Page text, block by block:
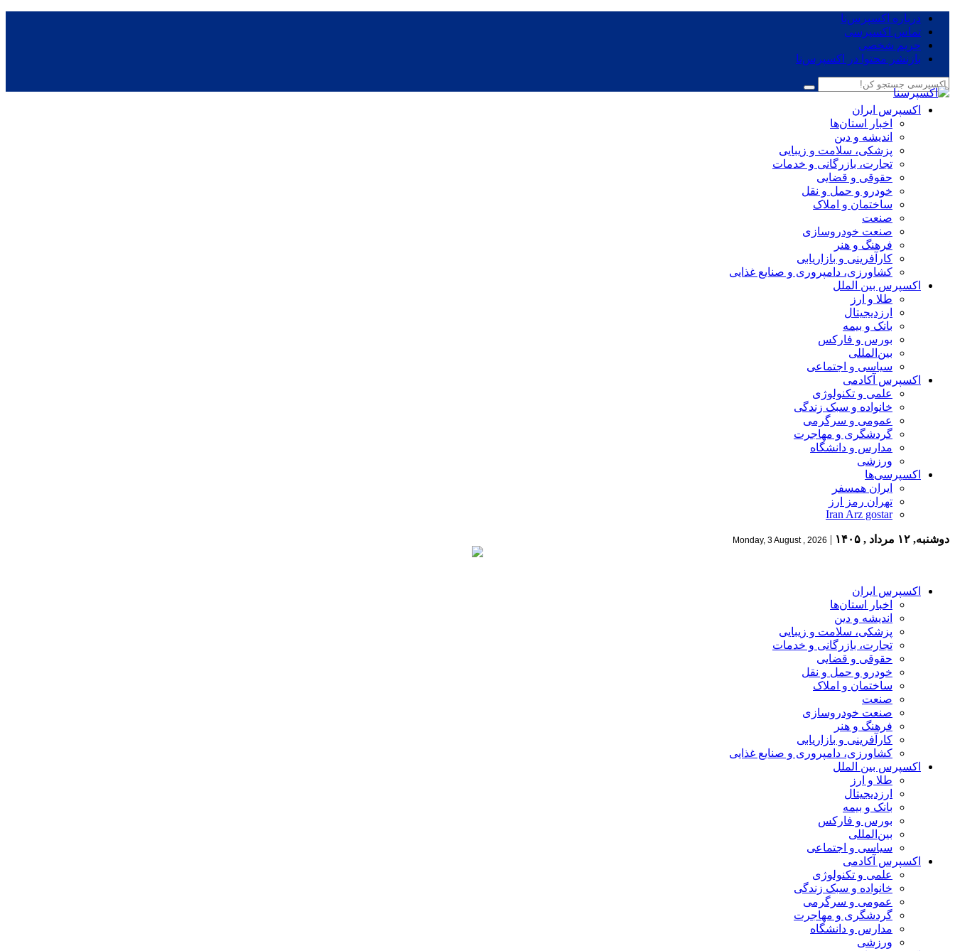
درباره اکسپرس‌نا
تماس اکسپرسی
حریم شخصی
بازنشر محتوا در اکسپرس‌نا
اکسپرس ایران
اخبار استان‌ها
اندیشه و دین
پزشکی، سلامت و زیبایی
تجارت، بازرگانی و خدمات
حقوقی و قضایی
خودرو و حمل و نقل
ساختمان و املاک
صنعت
صنعت خودروسازی
فرهنگ و هنر
کارآفرینی و بازاریابی
کشاورزی، دامپروری و صنایع غذایی
اکسپرس بین الملل
طلا و ارز
ارزدیجیتال
بانک و بیمه
بورس و فارکس
بین‌المللی
سیاسی و اجتماعی
اکسپرس آکادمی
علمی و تکنولوژی
خانواده و سبک زندگی
عمومی و سرگرمی
گردشگری و مهاجرت
مدارس و دانشگاه
ورزشی
اکسپرسی‌ها
ایران همسفر
تهران رمز ارز
Iran Arz gostar
دوشنبه, ۱۲ مرداد , ۱۴۰۵ |
Monday, 3 August , 2026
اکسپرس ایران
اخبار استان‌ها
اندیشه و دین
پزشکی، سلامت و زیبایی
تجارت، بازرگانی و خدمات
حقوقی و قضایی
خودرو و حمل و نقل
ساختمان و املاک
صنعت
صنعت خودروسازی
فرهنگ و هنر
کارآفرینی و بازاریابی
کشاورزی، دامپروری و صنایع غذایی
اکسپرس بین الملل
طلا و ارز
ارزدیجیتال
بانک و بیمه
بورس و فارکس
بین‌المللی
سیاسی و اجتماعی
اکسپرس آکادمی
علمی و تکنولوژی
خانواده و سبک زندگی
عمومی و سرگرمی
گردشگری و مهاجرت
مدارس و دانشگاه
ورزشی